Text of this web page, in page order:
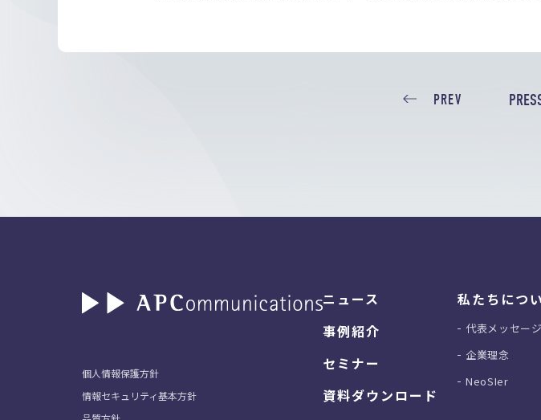
PREV
個人情報保護方針
情報セキュリティ基本方針
ニュース
事例紹介
セミナー
資料ダウンロード
私たちにつ
代表メッセージ
企業理念
NeoSIer